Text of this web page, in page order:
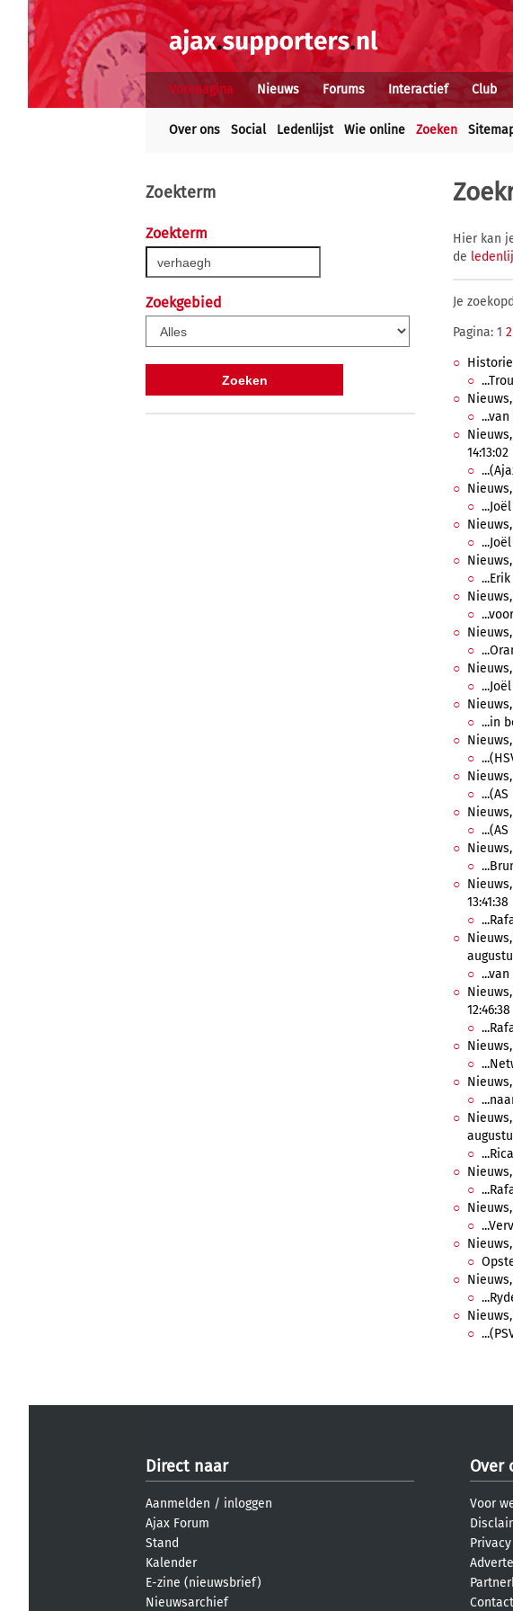
Voorpagina Nieuws Forums Interactief Club
Over ons Social Ledenlijst Wie online Zoeken
Zoekterm
Zoekterm
Zoekgebied
Hier kan
de
Je
Pagina: 1 2
14:13:02
...in
13:41:38
12:46:38
Direct naar
Aanmelden / inloggen
Ajax Forum
Stand
Kalender
E-zine (nieuwsbrief)
Nieuwsarchief
Over
Voor
Privacy
Contact